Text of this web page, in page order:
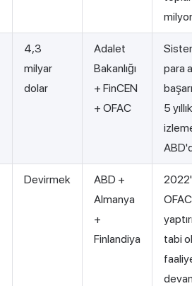
4,3
milyar
dolar
Adalet
Bakanlığı
+ FinCEN
+ OFAC
para
5
Devirmek
ABD +
Almanya
+
Finlandiya
OFAC
tabi